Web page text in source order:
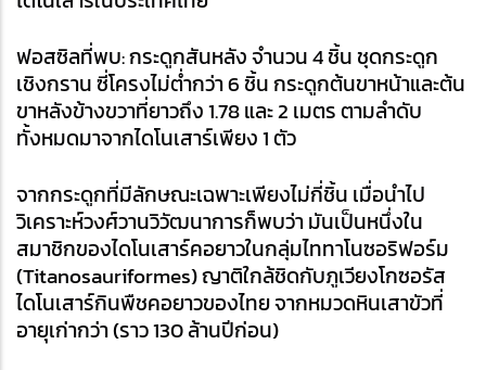
ฟอสซิลที่พบ: กระดูกสันหลัง จำนวน 4 ชิ้น ชุดกระดูก
เชิงกราน ซี่โครงไม่ต่ำกว่า 6 ชิ้น กระดูกต้นขาหน้าและต้น
ขาหลังข้างขวาที่ยาวถึง 1.78 และ 2 เมตร ตามลำดับ
ทั้งหมดมาจากไดโนเสาร์เพียง 1 ตัว
จากกระดูกที่มีลักษณะเฉพาะเพียงไม่กี่ชิ้น เมื่อนำไป
วิเคราะห์วงศ์วานวิวัฒนาการก็พบว่า มันเป็นหนึ่งใน
สมาชิกของไดโนเสาร์คอยาวในกลุ่มไททาโนซอริฟอร์ม
(Titanosauriformes) ญาติใกล้ชิดกับภูเวียงโกซอรัส
ไดโนเสาร์กินพืชคอยาวของไทย จากหมวดหินเสาขัวที่
อายุเก่ากว่า (ราว 130 ล้านปีก่อน)